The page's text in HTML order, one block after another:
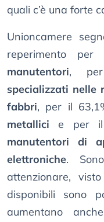
quali c’è una forte
Unioncamere
reperimento
manutentori,
specializzati nelle
fabbri, per il
metallici e per il
manutentori di
elettroniche.
attenzionare,
disponibili sono
aumentano